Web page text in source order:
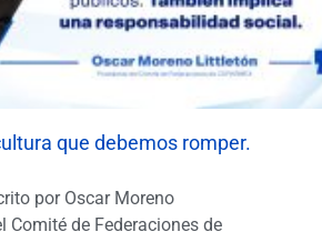
que debemos romper.
por Oscar Moreno
Comité de Federaciones de